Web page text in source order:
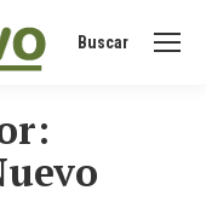
Buscar:
Buscar